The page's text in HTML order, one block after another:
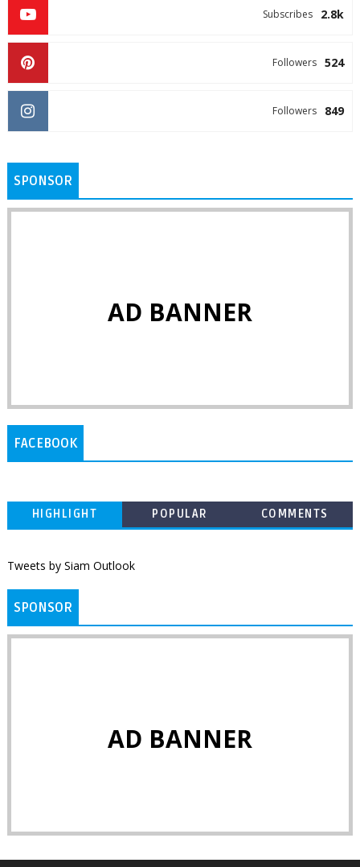
2.8k
Subscribes
524
Followers
849
Followers
SPONSOR
AD BANNER
FACEBOOK
HIGHLIGHT POPULAR COMMENTS
Tweets by Siam Outlook
SPONSOR
AD BANNER